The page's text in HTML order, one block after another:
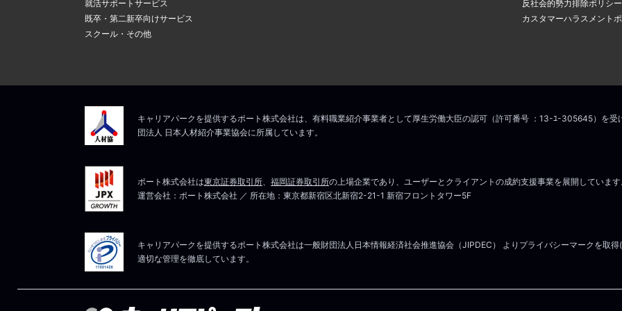
就活サポートサービス
既卒・第二新卒向けサービス
スクール・その他
反社会的勢力排除ポリシー
カスタマーハラスメント